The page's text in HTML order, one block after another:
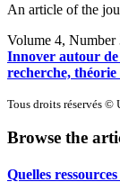
An article of the
Volume 4, Number
Innover autour de
recherche,
Tous droits réservés ©
Browse the
Quelles